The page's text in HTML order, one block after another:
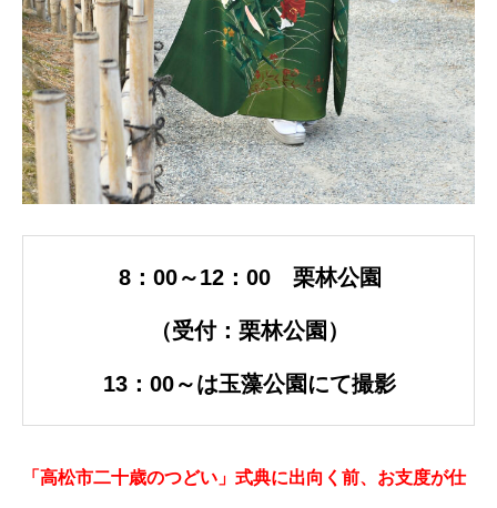
8：00～12：00 栗林公園
（受付：栗林公園）
13：00～は玉藻公園にて撮影
「高松市二十歳のつどい」式典に出向く前、お支度が仕